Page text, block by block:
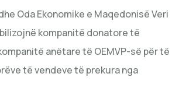
Oda Ekonomike e Maqedonisë Veri
kompanitë donatore të
anëtare të OEMVP-së për të
të vendeve të prekura nga